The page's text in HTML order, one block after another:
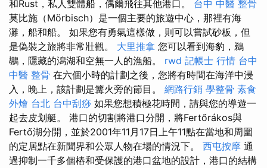
和Rust，私人雙體船，偶爾飛往其他港口。 台中 中醫 整骨
莫比施（Mörbisch）是一個主要的旅遊中心，那裡有海
灘，船和船。 如果您有勇氣這樣做，則可以嘗試砂板，但
是偽裝之旅將非常壯觀。 大里推拿 您可以看到海豹，鵜
鶘，隱藏的潟湖和空無一人的漁船。 rwd 記帳士 行情 台中
中醫 整骨 在六個小時的計劃之後，您將有時間在海洋中浸
入，晚上，該計劃是篝火旁的節目。 網路行銷 學整骨 素食
外燴 台北 台中刮痧 如果您想積極花時間，請與您的導遊一
起去皮划艇。 港口的切割將港口分開，將Fertőrákos與
Fertő湖分開，並於2001年11月17日上午11點在當地和周圍
的定居點在新聞界和公眾人物在場的情況下。 西屯按摩 通
過抑制一千多個樁和受保護的港口盆地的設計，港口的結構